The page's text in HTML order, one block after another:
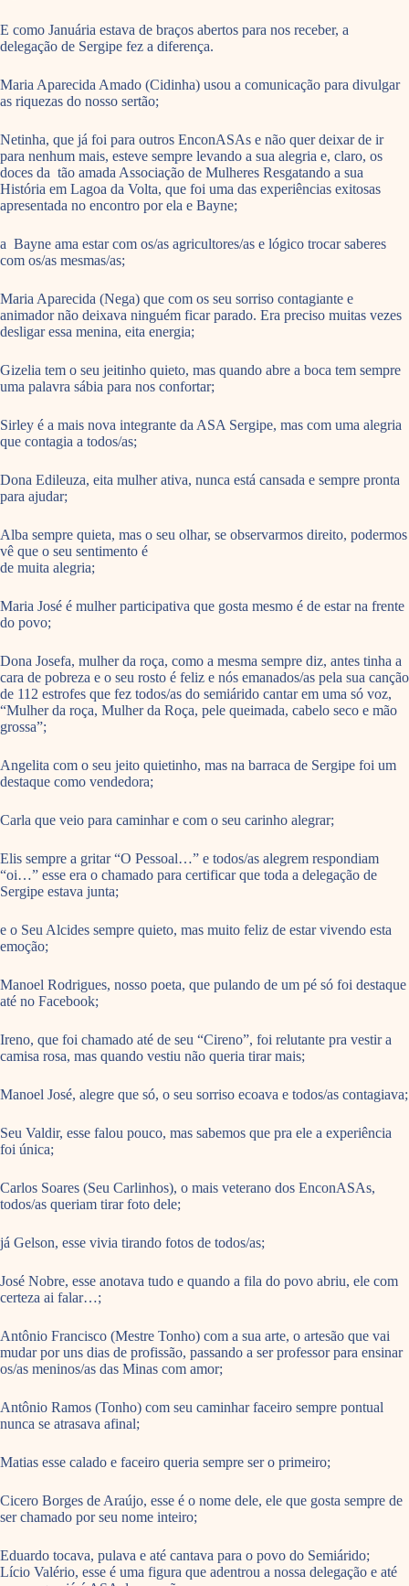
E como Januária estava de braços abertos para nos receber, a
delegação de Sergipe fez a diferença.
Maria Aparecida Amado (Cidinha) usou a comunicação para divulgar
as riquezas do nosso sertão;
Netinha, que já foi para outros EnconASAs e não quer deixar de ir
para nenhum mais, esteve sempre levando a sua alegria e, claro, os
doces da tão amada Associação de Mulheres Resgatando a sua
História em Lagoa da Volta, que foi uma das experiências exitosas
apresentada no encontro por ela e Bayne;
a Bayne ama estar com os/as agricultores/as e lógico trocar saberes
com os/as mesmas/as;
Maria Aparecida (Nega) que com os seu sorriso contagiante e
animador não deixava ninguém ficar parado. Era preciso muitas vezes
desligar essa menina, eita energia;
Gizelia tem o seu jeitinho quieto, mas quando abre a boca tem sempre
uma palavra sábia para nos confortar;
Sirley é a mais nova integrante da ASA Sergipe, mas com uma alegria
que contagia a todos/as;
Dona Edileuza, eita mulher ativa, nunca está cansada e sempre pronta
para ajudar;
Alba sempre quieta, mas o seu olhar, se observarmos direito, podermos
vê que o seu sentimento é
de muita alegria;
Maria José é mulher participativa que gosta mesmo é de estar na frente
do povo;
Dona Josefa, mulher da roça, como a mesma sempre diz, antes tinha a
cara de pobreza e o seu rosto é feliz e nós emanados/as pela sua canção
de 112 estrofes que fez todos/as do semiárido cantar em uma só voz,
“Mulher da roça, Mulher da Roça, pele queimada, cabelo seco e mão
grossa”;
Angelita com o seu jeito quietinho, mas na barraca de Sergipe foi um
destaque como vendedora;
Carla que veio para caminhar e com o seu carinho alegrar;
Elis sempre a gritar “O Pessoal…” e todos/as alegrem respondiam
“oi…” esse era o chamado para certificar que toda a delegação de
Sergipe estava junta;
e o Seu Alcides sempre quieto, mas muito feliz de estar vivendo esta
emoção;
Manoel Rodrigues, nosso poeta, que pulando de um pé só foi destaque
até no Facebook;
Ireno, que foi chamado até de seu “Cireno”, foi relutante pra vestir a
camisa rosa, mas quando vestiu não queria tirar mais;
Manoel José, alegre que só, o seu sorriso ecoava e todos/as contagiava;
Seu Valdir, esse falou pouco, mas sabemos que pra ele a experiência
foi única;
Carlos Soares (Seu Carlinhos), o mais veterano dos EnconASAs,
todos/as queriam tirar foto dele;
já Gelson, esse vivia tirando fotos de todos/as;
José Nobre, esse anotava tudo e quando a fila do povo abriu, ele com
certeza ai falar…;
Antônio Francisco (Mestre Tonho) com a sua arte, o artesão que vai
mudar por uns dias de profissão, passando a ser professor para ensinar
os/as meninos/as das Minas com amor;
Antônio Ramos (Tonho) com seu caminhar faceiro sempre pontual
nunca se atrasava afinal;
Matias esse calado e faceiro queria sempre ser o primeiro;
Cicero Borges de Araújo, esse é o nome dele, ele que gosta sempre de
ser chamado por seu nome inteiro;
Eduardo tocava, pulava e até cantava para o povo do Semiárido;
Lício Valério, esse é uma figura que adentrou a nossa delegação e até